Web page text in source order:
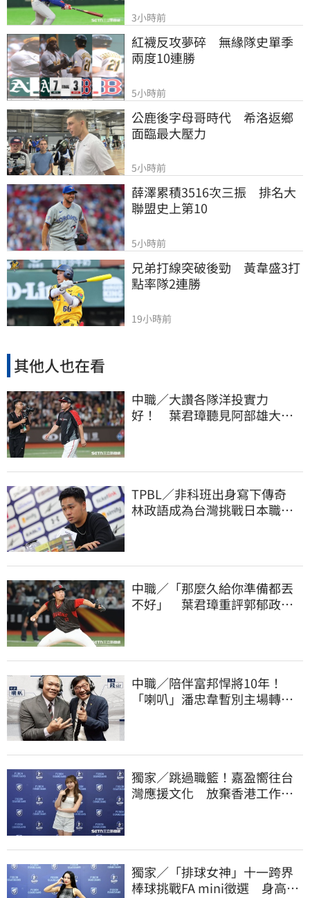
3小時前
紅襪反攻夢碎　無緣隊史單季
兩度10連勝
5小時前
公鹿後字母哥時代　希洛返鄉
面臨最大壓力
5小時前
薛澤累積3516次三振　排名大
聯盟史上第10
5小時前
兄弟打線突破後勁　黃韋盛3打
點率隊2連勝
19小時前
其他人也在看
中職／大讚各隊洋投實力
好！ 葉君璋聽見阿部雄大被
TPBL／非科班出身寫下傳奇
林政語成為台灣挑戰日本職籃
中職／「那麼久給你準備都丟
不好」 葉君璋重評郭郁政對
中職／陪伴富邦悍將10年！
「喇叭」潘忠韋暫別主場轉
獨家／跳過職籃！嘉盈嚮往台
灣應援文化 放棄香港工作跨
獨家／「排球女神」十一跨界
棒球挑戰FA mini徵選 身高